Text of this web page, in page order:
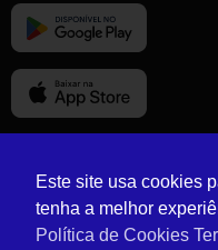
©
Este site usa cookies
tenha a melhor
Política de Cookies